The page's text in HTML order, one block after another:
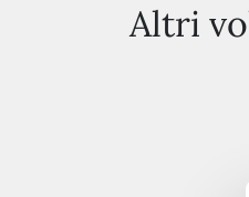
Altri